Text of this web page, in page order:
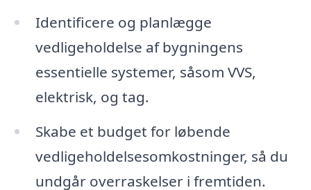
Identificere og planlægge
vedligeholdelse af bygningens
essentielle systemer, såsom VVS,
elektrisk, og tag.
Skabe et budget for løbende
vedligeholdelsesomkostninger, så du
undgår overraskelser i fremtiden.